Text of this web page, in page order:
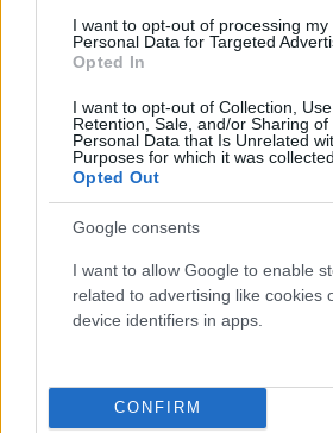
I want to opt-out of processing my
Personal Data for Targeted
Opted In
I want to opt-out of Collection, Use,
Retention, Sale, and/or Sharing of
Personal Data that Is Unrelated
Purposes for which it was collected.
Opted Out
Google consents
I want to allow Google to enable
related to advertising like cookies
device identifiers in apps.
CONFIRM
φαντασία, ταξιδεύοντάς τον με
βαθιά στο παρελθόν του χωριού.
Το χωριό λέγεται πως πήρε το
φράση που συνήθιζε να
από τους ντόπιους.
Κάποτε, στην πιο παλιά
στους Άγιους Ταξιάρχες,
πρακτική γιατρός που
ήταν Χρύσω. Η φράση λοιπόν
στάθηκε καταλυτική για το